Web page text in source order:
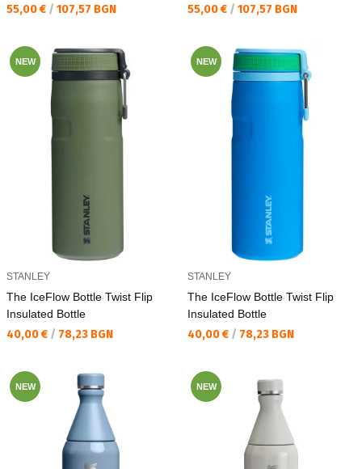
Текуща цена:
55,00 € / 107,57 BGN Текуща цена:
55,00 € / 107,57 BGN
NEW
STANLEY
The IceFlow Bottle Twist Flip
Insulated Bottle
Текуща цена:
40,00 € / 78,23 BGN
NEW
STANLEY
The IceFlow Bottle Twist Flip
Insulated Bottle
Текуща цена:
40,00 € / 78,23 BGN
NEW NEW